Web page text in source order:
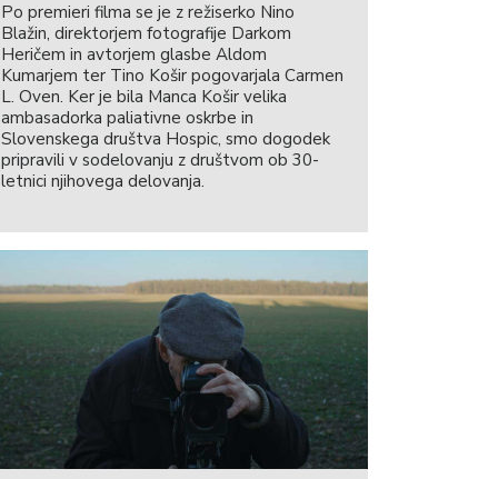
Po premieri filma se je z režiserko Nino
Blažin, direktorjem fotografije Darkom
Heričem in avtorjem glasbe Aldom
Kumarjem ter Tino Košir pogovarjala Carmen
L. Oven. Ker je bila Manca Košir velika
ambasadorka paliativne oskrbe in
Slovenskega društva Hospic, smo dogodek
pripravili v sodelovanju z društvom ob 30-
letnici njihovega delovanja.